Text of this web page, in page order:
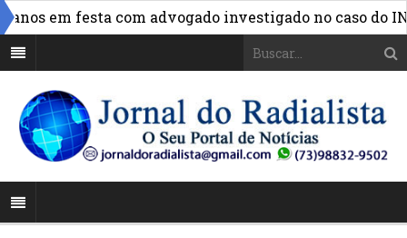
festa com advogado investigado no caso do INSS »